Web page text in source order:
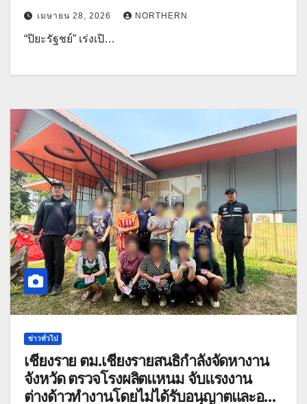
เมษายน 28, 2026 NORTHERN
“ปิยะรัฐชย์” เร่งเปิ…
ข่าวทั่วไป
เชียงราย ตม.เชียงรายสนธิกำลังจัดหางาน
จังหวัด ตรวจโรงผลิตแหนม จับแรงงาน
ต่างด้าวทำงานโดยไม่ได้รับอนุญาตและอยู่